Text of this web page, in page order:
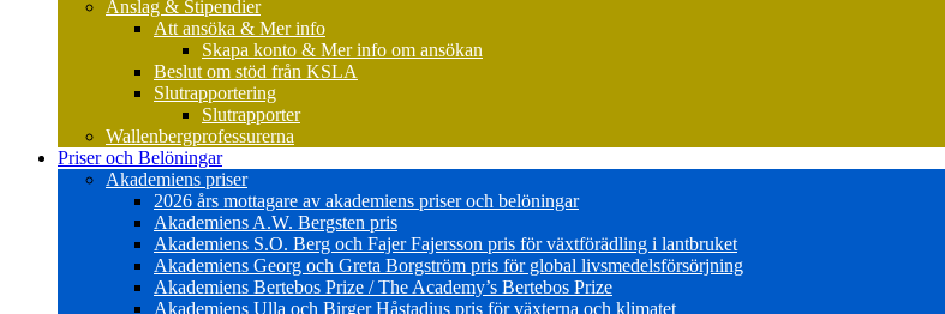
Anslag & Stipendier
Att ansöka & Mer info
Skapa konto & Mer info om ansökan
Beslut om stöd från KSLA
Slutrapportering
Slutrapporter
Wallenbergprofessurerna
Priser och Belöningar
Akademiens priser
2026 års mottagare av akademiens priser och belöningar
Akademiens A.W. Bergsten pris
Akademiens S.O. Berg och Fajer Fajersson pris för växtförädling i lantbruket
Akademiens Georg och Greta Borgström pris för global livsmedelsförsörjning
Akademiens Bertebos Prize / The Academy’s Bertebos Prize
Akademiens Ulla och Birger Håstadius pris för växterna och klimatet